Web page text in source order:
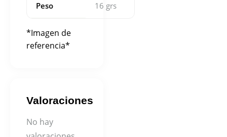
Peso 16 grs
*Imagen de
referencia*
Valoraciones
No hay